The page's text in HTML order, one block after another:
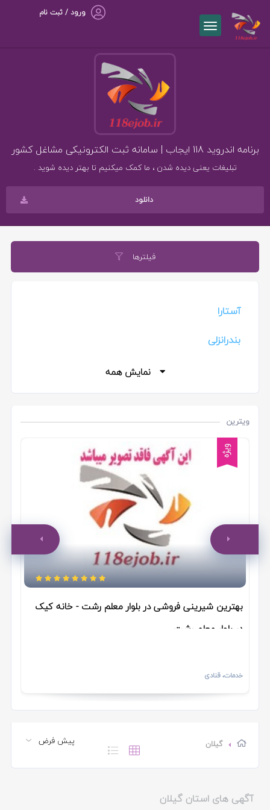
ورود / ثبت نام
برنامه اندروید 118 ایجاب | سامانه ثبت الکترونیکی مشاغل کشور
تبلیغات یعنی دیده شدن ، ما کمک میکنیم تا بهتر دیده شوید .
دانلود
فیلترها
آستارا
بندرانزلی
رشت
فومن
لاهیجان
چابکسر
لنگرود
خشکبیجار
رودسر
ماسال
رستم آباد
نمایش همه
ویترین
ویژه
بهترین شیرینی فروشی در بلوار معلم رشت - خانه کیک
در بلوار معلم رشت
خدمات، قنادی
گیلان
آگهی های استان گیلان